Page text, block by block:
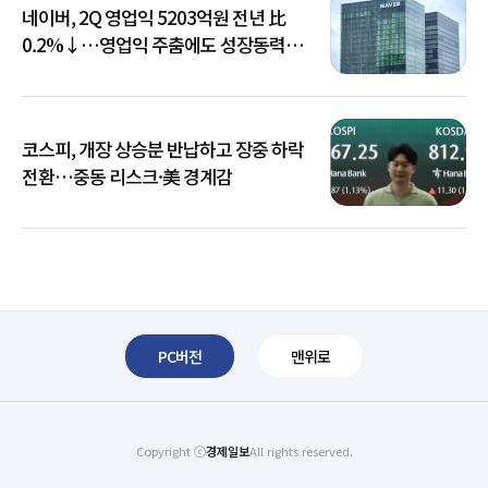
네이버, 2Q 영업익 5203억원 전년 比
0.2%↓…영업익 주춤에도 성장동력
코스피, 개장 상승분 반납하고 장중 하락
전환…중동 리스크·美 경계감
PC버전 맨위로
Copyright ⓒ경제일보All rights reserved.